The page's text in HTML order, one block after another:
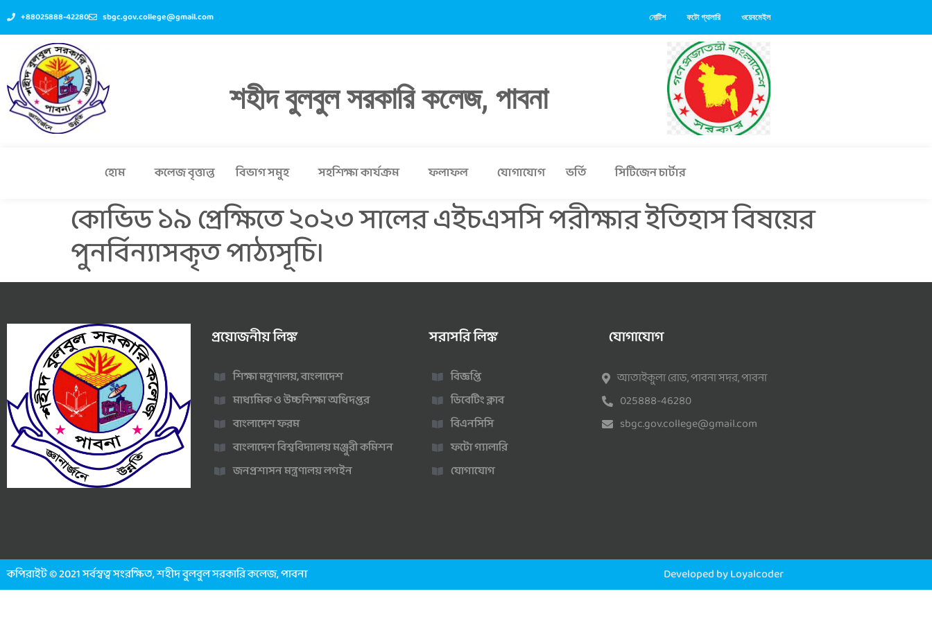
+88025888-42280 sbgc.gov.college@gmail.com নোটিশ ফটো গ্যালারি ওয়েবমেইল
শহীদ বুলবুল সরকারি কলেজ, পাবনা
হোম কলেজ বৃত্তান্ত বিভাগ সমুহ সহশিক্ষা কার্যক্রম ফলাফল যোগাযোগ ভর্তি সিটিজেন চার্টার
কোভিড ১৯ প্রেক্ষিতে ২০২৩ সালের এইচএসসি পরীক্ষার ইতিহাস বিষয়ের
পুনর্বিন্যাসকৃত পাঠ্যসূচি।
প্রয়োজনীয় লিঙ্ক
শিক্ষা মন্ত্রণালয়, বাংলাদেশ
মাধ্যমিক ও উচ্চশিক্ষা অধিদপ্তর
বাংলাদেশ ফরম
বাংলাদেশ বিশ্ববিদ্যালয় মঞ্জুরী কমিশন
জনপ্রশাসন মন্ত্রণালয় লগইন
সরাসরি লিঙ্ক
বিজ্ঞপ্তি
ডিবেটিং ক্লাব
বিএনসিসি
ফটো গ্যালারি
যোগাযোগ
যোগাযোগ
আতাইকুলা রোড, পাবনা সদর, পাবনা
025888-46280
sbgc.gov.college@gmail.com
কপিরাইট © 2021 সর্বস্বত্ব সংরক্ষিত, শহীদ বুলবুল সরকারি কলেজ, পাবনা Developed by Loyalcoder